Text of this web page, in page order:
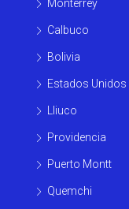
Monterrey
Calbuco
Bolivia
Estados Unidos
Lliuco
Providencia
Puerto Montt
Quemchi